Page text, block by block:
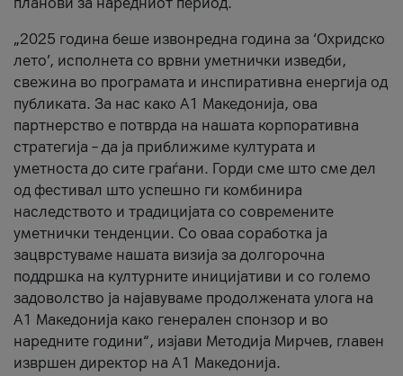
„2025 година беше извонредна година за ‘Охридско
лето’, исполнета со врвни уметнички изведби,
свежина во програмата и инспиративна енергија од
публиката. За нас како A1 Македонија, ова
партнерство е потврда на нашата корпоративна
стратегија – да ја приближиме културата и
уметноста до сите граѓани. Горди сме што сме дел
од фестивал што успешно ги комбинира
наследството и традицијата со современите
уметнички тенденции. Со оваа соработка ја
зацврстуваме нашата визија за долгорочна
поддршка на културните иницијативи и со големо
задоволство ја најавуваме продолжената улога на
A1 Македонија како генерален спонзор и во
наредните години“, изјави Методија Мирчев, главен
извршен директор на A1 Македонија.